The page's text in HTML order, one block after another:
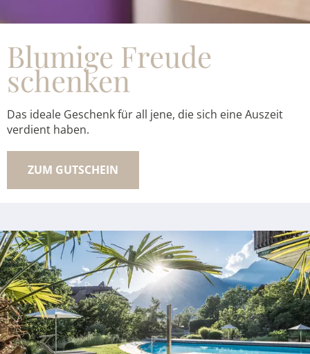
Blumige Freude
schenken
Das ideale Geschenk für all jene, die sich eine Auszeit
verdient haben.
ZUM GUTSCHEIN